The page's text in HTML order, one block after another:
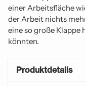
einer Arbeitsfläche
der Arbeit nichts
eine so große Klappe
könnten.
Produktdetails